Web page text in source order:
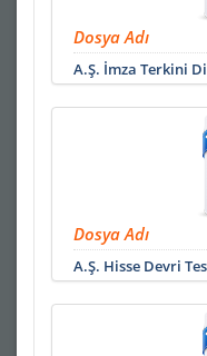
Dosya Adı
A.Ş. İmza Terkini
Dosya Adı
A.Ş. Hisse Devri